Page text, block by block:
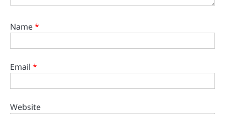
Name*
Email *
Website